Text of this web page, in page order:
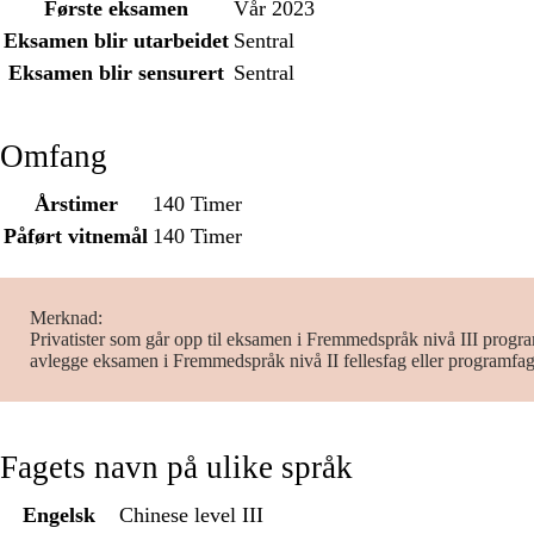
Første eksamen
Vår 2023
Eksamen blir utarbeidet Sentral
Eksamen blir sensurert Sentral
Omfang
Årstimer
140 Timer
Påført vitnemål 140 Timer
Merknad
Privatister som går opp til eksamen i Fremmedspråk nivå III
avlegge eksamen i Fremmedspråk nivå II fellesfag eller programfag
Fagets navn på ulike språk
Engelsk
Chinese level III